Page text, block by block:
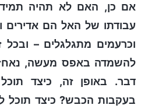
אם כן, האם לא תהיה תמיד
עבודתו של האל הם אדירים
וכרעמים מתגלגלים –
להשמדה באפס מעשה, נאחז
דבר. באופן זה, כיצד
בעקבות הכבש? כיצד